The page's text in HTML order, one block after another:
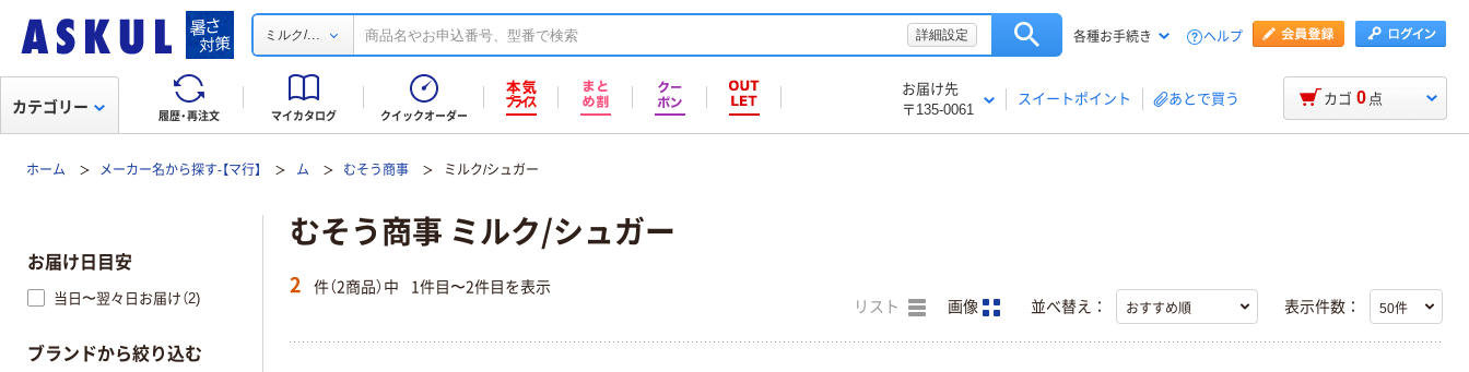
ミルク/... 詳細設定 各種お手続き ヘルプ
履歴・再注文 マイカタログ クイックオーダー
お届け先
〒135-0061
スイートポイント あとで買う
カテゴリー カゴ 0 点
ホーム メーカー名から探す-【マ行】 ム むそう商事 ミルク/シュガー
むそう商事 ミルク/シュガー
2 件（2商品）中 1件目〜2件目を表示
リスト 画像 並べ替え： 表示件数：
お届け日目安
当日〜翌々日お届け（2)
ブランドから絞り込む